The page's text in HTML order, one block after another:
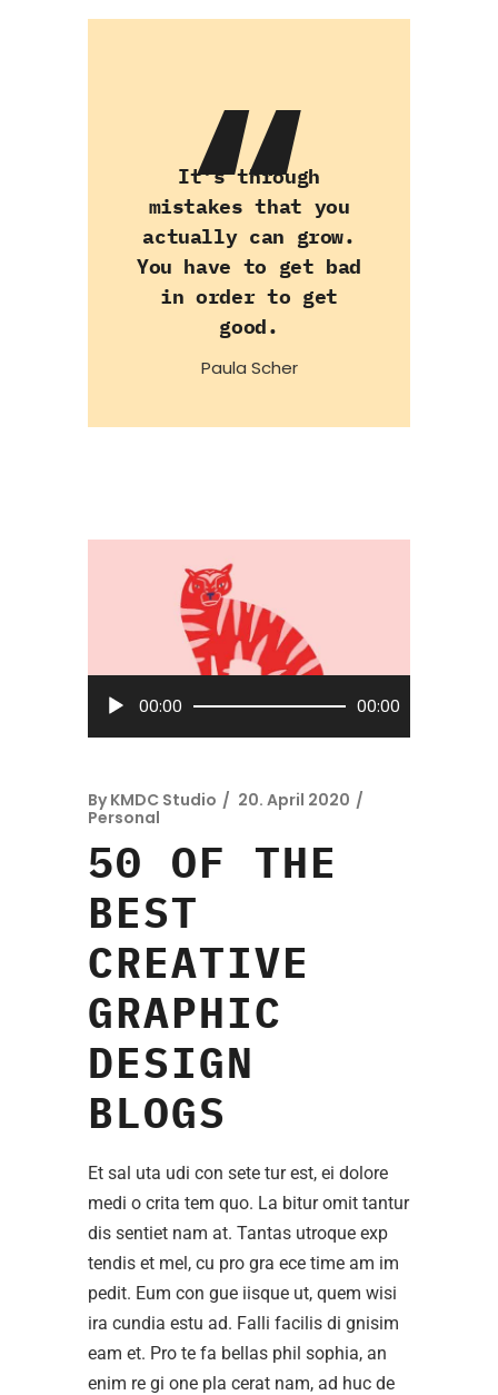
It's through
mistakes that you
actually can grow.
You have to get bad
in order to get
good.
Paula Scher
Player
00:00 00:00
By KMDC Studio
20. April 2020
Personal
50 OF THE
BEST
CREATIVE
GRAPHIC
DESIGN
BLOGS
Et sal uta udi con sete tur est, ei dolore
medi o crita tem quo. La bitur omit tantur
dis sentiet nam at. Tantas utroque exp
tendis et mel, cu pro gra ece time am im
pedit. Eum con gue iisque ut, quem wisi
ira cundia estu ad. Falli facilis di gnisim
eam et. Pro te fa bellas phil sophia, an
enim re gi one pla cerat nam, ad huc de